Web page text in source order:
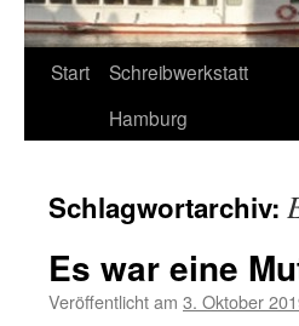
Start
Schreibwerkstatt
Hamburg
Schlagwortarchiv:
Es war eine
Veröffentlicht am 3. Oktober